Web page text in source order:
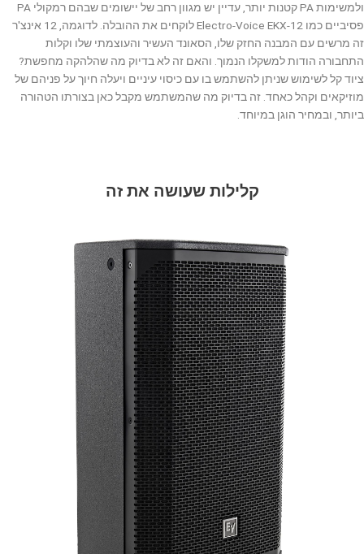
ולמשימות PA קטנות יותר, עדיין יש מגוון רחב של יישומים שבהם רמקולי PA
פסיביים כמו Electro-Voice EKX-12 לוקחים את ההובלה. לדוגמה, 12 אינצ'ר
זה מרשים עם המבנה החזק שלו, הסאונד העשיר והעוצמתי שלו וקלות
התחבורה הודות למשקלו הנמוך. והאם זה לא בדיוק מה שהלהקה מחפשת?
ציוד קל לשימוש שניתן להשתמש בו עם כיסוי עיניים ויעלה חיוך על פניהם של
מוזיקאים וקהל כאחד. זה בדיוק מה שהמשתמש מקבל כאן בצורתו הטהורה
ביותר, ובמחיר הוגן במיוחד.
קלילות שעושה את זה